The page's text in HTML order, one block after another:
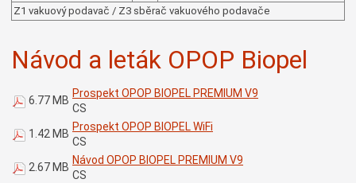
Z1 vakuový podavač / Z3 sběrač vakuového podavače
Návod a leták OPOP Biopel
6.77 MB
Prospekt OPOP BIOPEL PREMIUM V9
CS
1.42 MB
Prospekt OPOP BIOPEL WiFi
CS
2.67 MB
Návod OPOP BIOPEL PREMIUM V9
CS